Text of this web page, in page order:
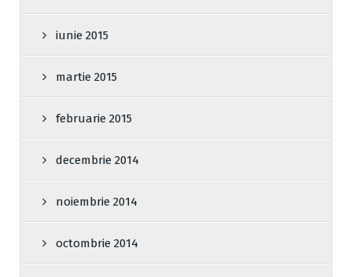
iunie 2015
martie 2015
februarie 2015
decembrie 2014
noiembrie 2014
octombrie 2014